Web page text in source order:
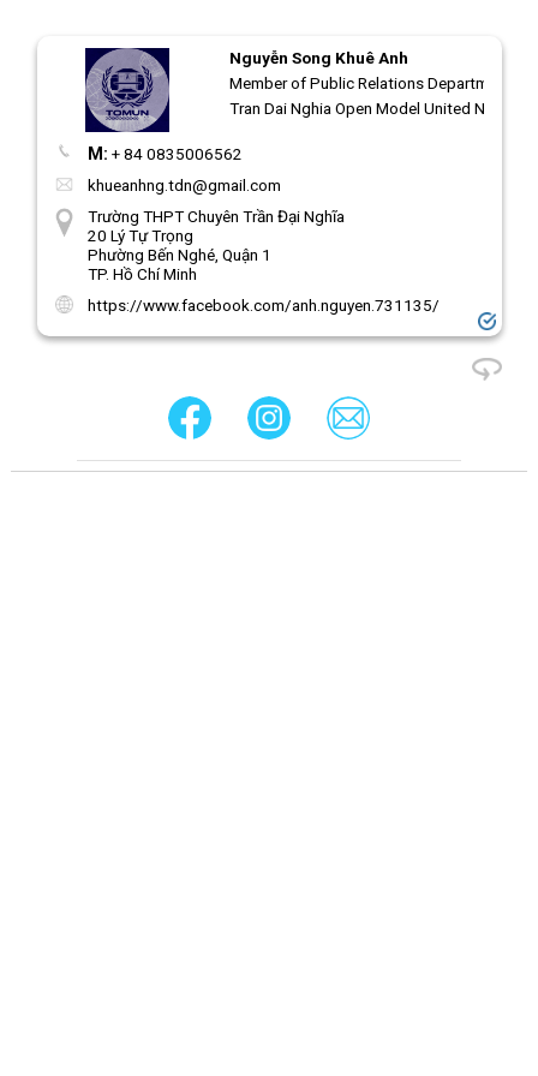
Nguyễn Song Khuê Anh
Member of Public Relations Department |
Tran Dai Nghia Open Model United Nations
M: + 84 0835006562
khueanhng.tdn@gmail.com
Trường THPT Chuyên Trần Đại Nghĩa
20 Lý Tự Trọng
Phường Bến Nghé, Quận 1
TP. Hồ Chí Minh
https://www.facebook.com/anh.nguyen.731135/